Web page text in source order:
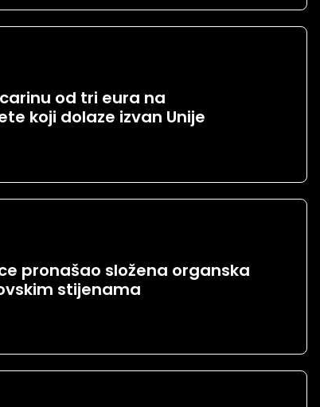
carinu od tri eura na
koji dolaze izvan Unije
pronašao složena organska
stijenama